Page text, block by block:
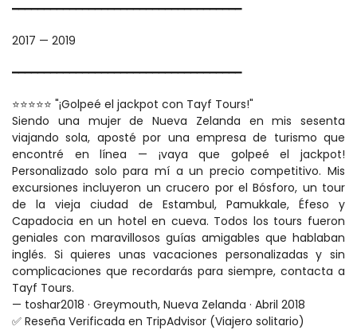
━━━━━━━━━━━━━━━━━━━━━━━━━━━━━━━━━━━━
2017 — 2019
━━━━━━━━━━━━━━━━━━━━━━━━━━━━━━━━━━━━
⭐⭐⭐⭐⭐ "¡Golpeé el jackpot con Tayf Tours!"
Siendo una mujer de Nueva Zelanda en mis sesenta
viajando sola, aposté por una empresa de turismo que
encontré en línea — ¡vaya que golpeé el jackpot!
Personalizado solo para mí a un precio competitivo. Mis
excursiones incluyeron un crucero por el Bósforo, un tour
de la vieja ciudad de Estambul, Pamukkale, Éfeso y
Capadocia en un hotel en cueva. Todos los tours fueron
geniales con maravillosos guías amigables que hablaban
inglés. Si quieres unas vacaciones personalizadas y sin
complicaciones que recordarás para siempre, contacta a
Tayf Tours.
— toshar2018 · Greymouth, Nueva Zelanda · Abril 2018
✅ Reseña Verificada en TripAdvisor (Viajero solitario)